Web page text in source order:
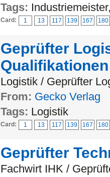
Tags:
Card: 1 13 117 139 167 180
Geprüfter
Qualifikationen
Logistik / Geprüfter
From: Gecko Verlag
Tags: Logistik
Card: 1 13 117 139 167 180
Geprüfter
Fachwirt IHK /